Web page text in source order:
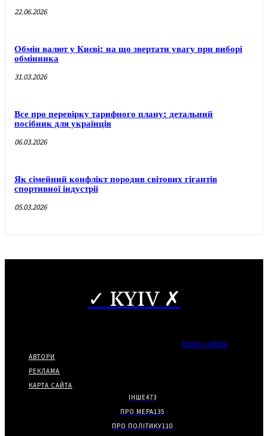
22.06.2026
Обмін валют у Києві: на що звертати увагу при виборі
обмінника
31.03.2026
Все про перевірку тарифного плану: детальний
посібник для українців
06.03.2026
Як сімейний конфлікт породив світових гігантів
спортивної індустрії
05.03.2026
✓ KYIV ✗
misto online
АВТОРИ
РЕКЛАМА
КАРТА САЙТА
ІНШЕ473
ПРО МЕРА135
ПРО ПОЛІТИКУ110